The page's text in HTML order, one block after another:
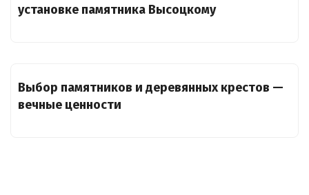
установке памятника Высоцкому
Выбор памятников и деревянных крестов —
вечные ценности